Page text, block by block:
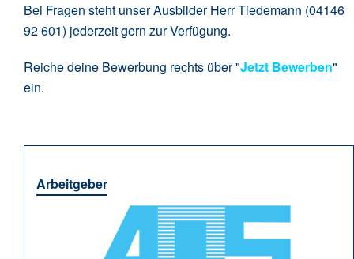
Bei Fragen steht unser Ausbilder Herr Tiedemann (04146
92 601) jederzeit gern zur Verfügung.
Reiche deine Bewerbung rechts über "Jetzt Bewerben"
ein.
Arbeitgeber